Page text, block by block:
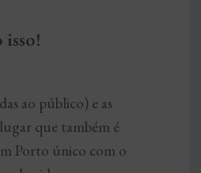
ao público) e as
que também é
Porto único com o